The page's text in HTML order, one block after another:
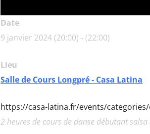
Date
9 janvier 2024 (20:00) - (22:00)
Lieu
Salle de Cours Longpré - Casa Latina
https://casa-latina.fr/events/
2 heures de cours de danse débutant